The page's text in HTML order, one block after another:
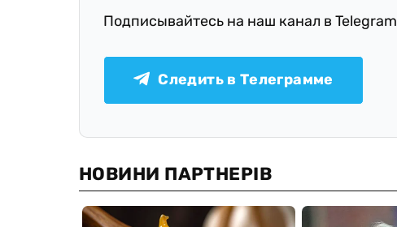
Подписывайтесь на наш канал в Telegram
Следить в Телеграмме